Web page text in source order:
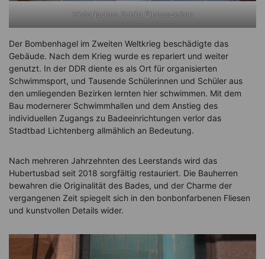
Historisches Schild Einlasszeiten
Der Bombenhagel im Zweiten Weltkrieg beschädigte das
Gebäude. Nach dem Krieg wurde es repariert und weiter
genutzt. In der DDR diente es als Ort für organisierten
Schwimmsport, und Tausende Schülerinnen und Schüler aus
den umliegenden Bezirken lernten hier schwimmen. Mit dem
Bau modernerer Schwimmhallen und dem Anstieg des
individuellen Zugangs zu Badeeinrichtungen verlor das
Stadtbad Lichtenberg allmählich an Bedeutung.
Nach mehreren Jahrzehnten des Leerstands wird das
Hubertusbad seit 2018 sorgfältig restauriert. Die Bauherren
bewahren die Originalität des Bades, und der Charme der
vergangenen Zeit spiegelt sich in den bonbonfarbenen Fliesen
und kunstvollen Details wider.